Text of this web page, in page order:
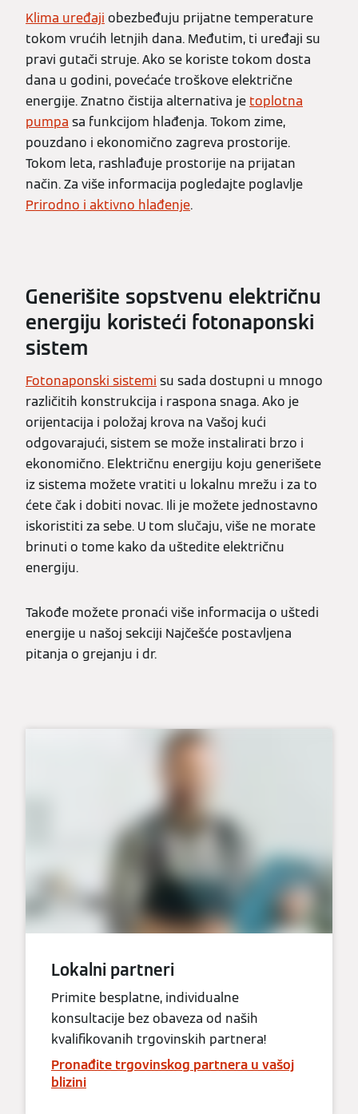
Klima uređaji obezbeđuju prijatne temperature
tokom vrućih letnjih dana. Međutim, ti uređaji su
pravi gutači struje. Ako se koriste tokom dosta
dana u godini, povećaće troškove električne
energije. Znatno čistija alternativa je toplotna
pumpa sa funkcijom hlađenja. Tokom zime,
pouzdano i ekonomično zagreva prostorije.
Tokom leta, rashlađuje prostorije na prijatan
način. Za više informacija pogledajte poglavlje
Prirodno i aktivno hlađenje.
Generišite sopstvenu električnu
energiju koristeći fotonaponski
sistem
Fotonaponski sistemi su sada dostupni u mnogo
različitih konstrukcija i raspona snaga. Ako je
orijentacija i položaj krova na Vašoj kući
odgovarajući, sistem se može instalirati brzo i
ekonomično. Električnu energiju koju generišete
iz sistema možete vratiti u lokalnu mrežu i za to
ćete čak i dobiti novac. Ili je možete jednostavno
iskoristiti za sebe. U tom slučaju, više ne morate
brinuti o tome kako da uštedite električnu
energiju.
Takođe možete pronaći više informacija o uštedi
energije u našoj sekciji Najčešće postavljena
pitanja o grejanju i dr.
Lokalni partneri
Primite besplatne, individualne
konsultacije bez obaveza od naših
kvalifikovanih trgovinskih partnera!
Pronađite trgovinskog partnera u vašoj
blizini